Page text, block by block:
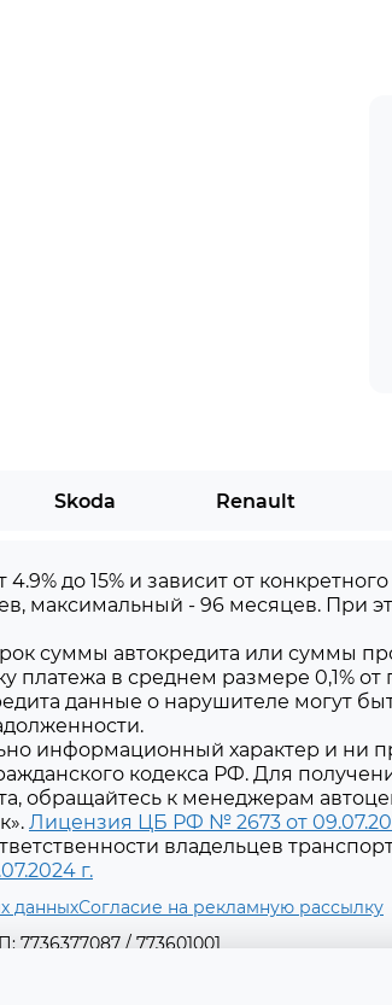
Skoda Renault
4.9% до 15% и зависит от
максимальный - 96 месяцев. При
суммы автокредита или суммы
платежа в среднем размере 0,1%
данные о нарушителе могут
информационный характер и ни
кодекса РФ. Для
обращайтесь к менеджерам
Лицензия ЦБ РФ № 2673 от
владельцев
г.
данныхСогласие на рекламную рассылку
/ 773601001
округ Ломоносовский, пр-